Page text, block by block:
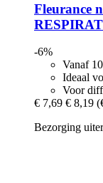
Fleurance
-6%
Vanaf
Ideaal
Voor
€ 7,69 € 8,19
Bezorging